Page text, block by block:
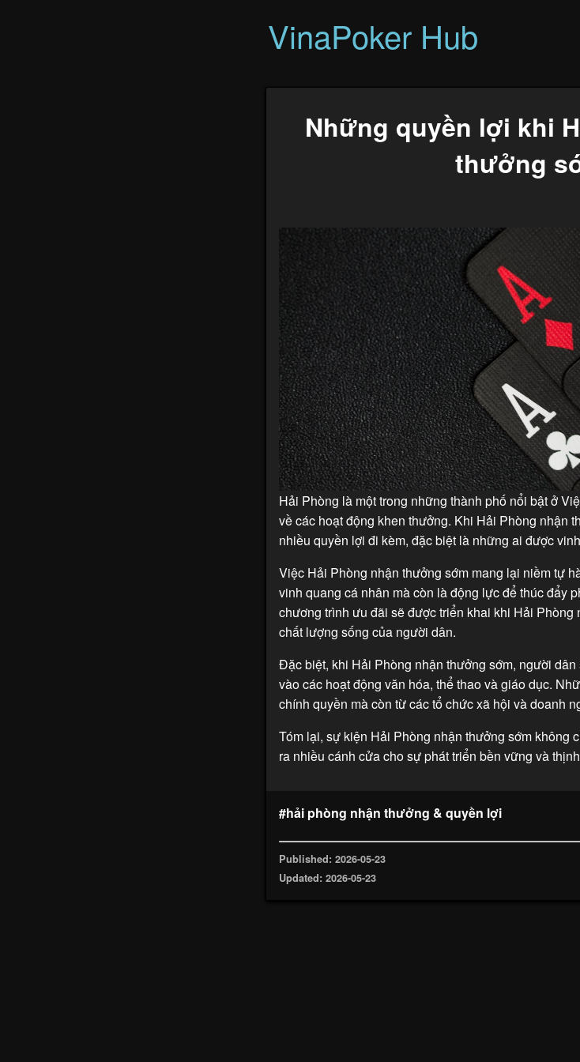
VinaPoker Hub
Những quyền lợi khi
thưởng
Hải Phòng là một trong những thành phố nổi bật ở
về các hoạt động khen thưởng. Khi Hải Phòng nhận
nhiều quyền lợi đi kèm, đặc biệt là những ai được
Việc Hải Phòng nhận thưởng sớm mang lại niềm tự
vinh quang cá nhân mà còn là động lực để thúc đẩy
chương trình ưu đãi sẽ được triển khai khi Hải
chất lượng sống của người dân.
Đặc biệt, khi Hải Phòng nhận thưởng sớm, người
vào các hoạt động văn hóa, thể thao và giáo dục.
chính quyền mà còn từ các tổ chức xã hội và doanh
Tóm lại, sự kiện Hải Phòng nhận thưởng sớm không
ra nhiều cánh cửa cho sự phát triển bền vững và
#hải phòng nhận thưởng & quyền lợi
Published: 2026-05-23
Updated: 2026-05-23